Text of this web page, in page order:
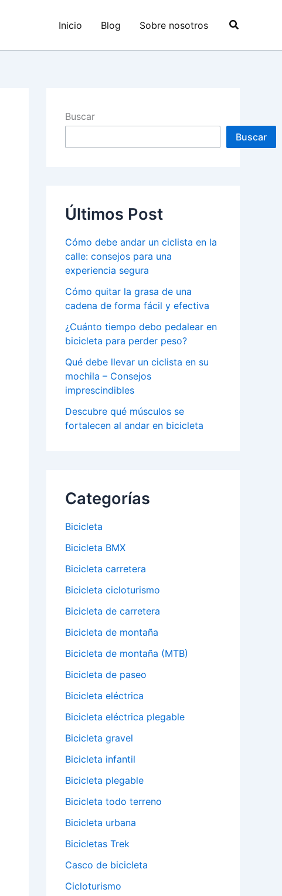
Inicio Blog Sobre nosotros Buscar
Buscar
Buscar
Últimos Post
Cómo debe andar un ciclista en la
calle: consejos para una
experiencia segura
Cómo quitar la grasa de una
cadena de forma fácil y efectiva
¿Cuánto tiempo debo pedalear en
bicicleta para perder peso?
Qué debe llevar un ciclista en su
mochila – Consejos
imprescindibles
Descubre qué músculos se
fortalecen al andar en bicicleta
Categorías
Bicicleta
Bicicleta BMX
Bicicleta carretera
Bicicleta cicloturismo
Bicicleta de carretera
Bicicleta de montaña
Bicicleta de montaña (MTB)
Bicicleta de paseo
Bicicleta eléctrica
Bicicleta eléctrica plegable
Bicicleta gravel
Bicicleta infantil
Bicicleta plegable
Bicicleta todo terreno
Bicicleta urbana
Bicicletas Trek
Casco de bicicleta
Cicloturismo